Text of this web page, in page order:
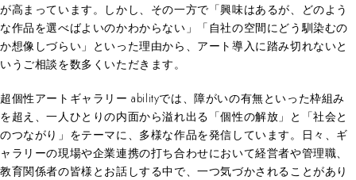
が高まっています。しかし、その一方で「興味はあるが、どのよう
な作品を選べばよいのかわからない」「自社の空間にどう馴染むの
か想像しづらい」といった理由から、アート導入に踏み切れないと
いうご相談を数多くいただきます。
超個性アートギャラリー abilityでは、障がいの有無といった枠組み
を超え、一人ひとりの内面から溢れ出る「個性の解放」と「社会と
のつながり」をテーマに、多様な作品を発信しています。日々、ギ
ャラリーの現場や企業連携の打ち合わせにおいて経営者や管理職、
教育関係者の皆様とお話しする中で、一つ気づかされることがあり